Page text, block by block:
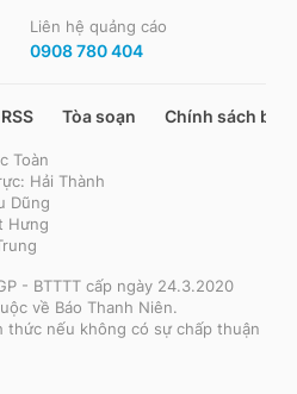
Liên hệ quảng cáo
0908 780 404
RSS Tòa soạn Chính sách bảo
Toàn
Hải Thành
Dũng
Hưng
- BTTTT cấp ngày 24.3.2020
về Báo Thanh Niên.
thức nếu không có sự chấp thuận